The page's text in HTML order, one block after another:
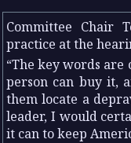
Committee Chair
practice at the
“The key words
person can buy it,
them locate a
leader, I would
it can to keep